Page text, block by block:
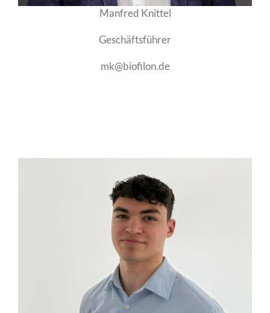
Manfred Knittel
Geschäftsführer
mk@biofilon.de